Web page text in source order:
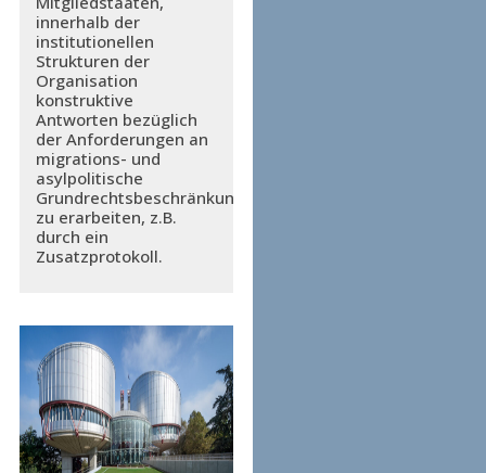
innerhalb der
institutionellen
Strukturen der
Organisation
konstruktive
Antworten bezüglich
der Anforderungen an
migrations- und
asylpolitische
Grundrechtsbeschränkungen
zu erarbeiten, z.B.
durch ein
Zusatzprotokoll.